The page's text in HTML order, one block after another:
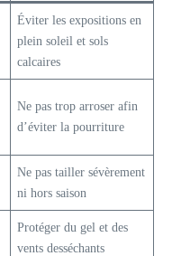
Éviter les expositions en
plein soleil et sols
calcaires
Ne pas trop arroser afin
d’éviter la pourriture
Ne pas tailler sévèrement
ni hors saison
Protéger du gel et des
vents desséchants